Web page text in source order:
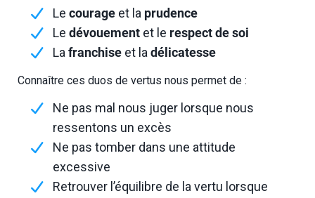
Le courage et la prudence
Le dévouement et le respect de soi
La franchise et la délicatesse
Connaître ces duos de vertus nous permet de :
Ne pas mal nous juger lorsque nous
ressentons un excès
Ne pas tomber dans une attitude
excessive
Retrouver l’équilibre de la vertu lorsque